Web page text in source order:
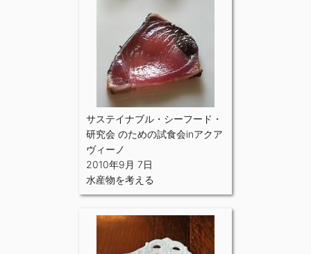
サステイナブル・シーフード・
研究会 のための試食会inアクア
ヴィーノ
2010年9月 7日
水産物を考える